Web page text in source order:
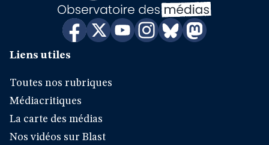
Liens utiles
Toutes nos rubriques
Médiacritiques
La carte des médias
Nos vidéos sur Blast